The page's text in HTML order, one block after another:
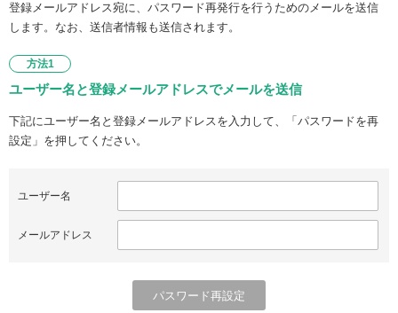
登録メールアドレス宛に、パスワード再発行を行うためのメールを送信
します。なお、送信者情報も送信されます。
方法1
ユーザー名と登録メールアドレスでメールを送信
下記にユーザー名と登録メールアドレスを入力して、「パスワードを再
設定」を押してください。
ユーザー名
メールアドレス